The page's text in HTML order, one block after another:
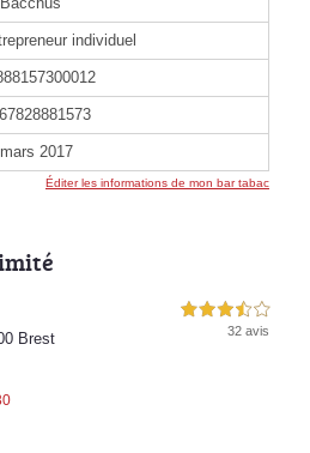
individuel
2017
Éditer les informations de mon bar tabac
Brest
3,5 étoiles sur 5
32 avis